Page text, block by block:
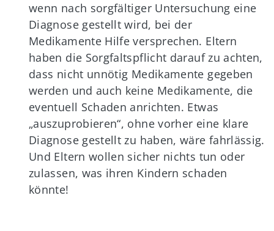
wenn nach sorgfältiger Untersuchung eine
Diagnose gestellt wird, bei der
Medikamente Hilfe versprechen. Eltern
haben die Sorgfaltspflicht darauf zu achten,
dass nicht unnötig Medikamente gegeben
werden und auch keine Medikamente, die
eventuell Schaden anrichten. Etwas
„auszuprobieren“, ohne vorher eine klare
Diagnose gestellt zu haben, wäre fahrlässig.
Und Eltern wollen sicher nichts tun oder
zulassen, was ihren Kindern schaden
könnte!